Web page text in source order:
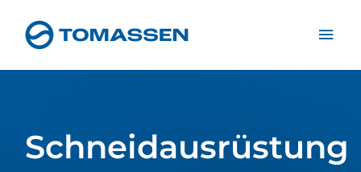
Inhalt
springen
Schneidausrüstung